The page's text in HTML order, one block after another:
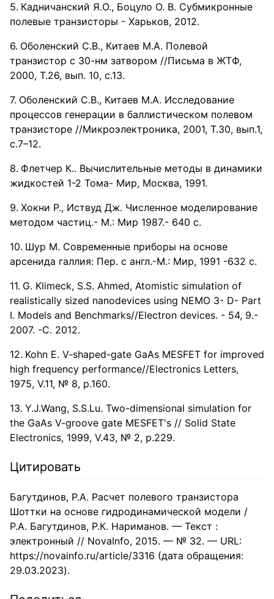
Кадничанский Я.О., Боцуло О. В. Субмикронные
полевые транзисторы - Харьков, 2012.
Оболенский С.В., Китаев М.А. Полевой
транзистор с 30-нм затвором //Письма в ЖТФ,
2000, Т.26, вып. 10, с.13.
Оболенский С.В., Китаев М.А. Исследование
процессов генерации в баллистическом полевом
транзисторе //Микроэлектроника, 2001, Т.30, вып.1,
с.7–12.
Флетчер К.. Вычислительные методы в динамики
жидкостей 1-2 Тома- Мир, Москва, 1991.
Хокни Р., Иствуд Дж. Численное моделирование
методом частиц.- М.: Мир 1987.- 640 с.
Шур М. Современные приборы на основе
арсенида галлия: Пер. с англ.-М.: Мир, 1991 -632 c.
G. Klimeck, S.S. Ahmed, Atomistic simulation of
realistically sized nanodevices using NEMO 3- D- Part
I. Models and Benchmarks//Electron devices. - 54, 9.-
2007. -C. 2012.
Kohn E. V-shaped-gate GaAs MESFET for improved
high frequency performance//Electronics Letters,
1975, V.11, № 8, p.160.
Y.J.Wang, S.S.Lu. Two-dimensional simulation for
the GaAs V-groove gate MESFET's // Solid State
Electronics, 1999, V.43, № 2, p.229.
Цитировать
Багутдинов, Р.А. Расчет полевого транзистора
Шоттки на основе гидродинамической модели /
Р.А. Багутдинов, Р.К. Нариманов. — Текст :
электронный // NovaInfo, 2015. — № 32. — URL:
https://novainfo.ru/article/3316 (дата обращения:
29.03.2023).